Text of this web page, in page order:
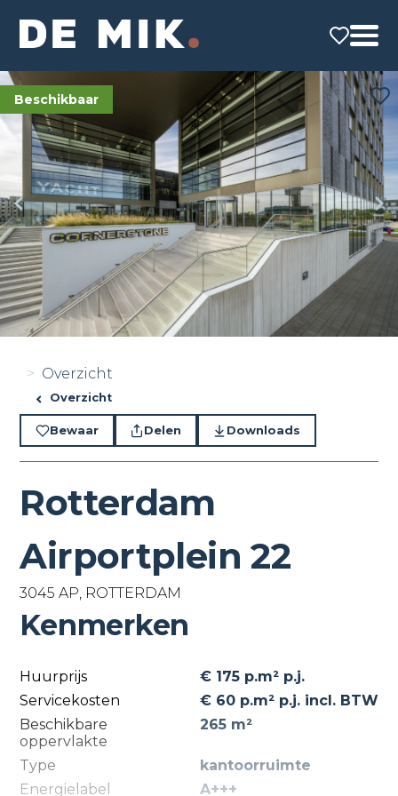
Beschikbaar
Overzicht
Overzicht
Bewaar Delen Downloads
Rotterdam
Airportplein 22
3045 AP, ROTTERDAM
Kenmerken
Huurprijs
€ 175 p.m² p.j.
Servicekosten
€ 60 p.m² p.j. incl. BTW
Beschikbare
oppervlakte
265 m²
Type
kantoorruimte
Energielabel
A+++